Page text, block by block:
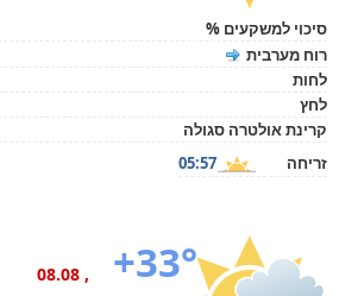
סיכוי למשקעים %
רוח מערבית
לחות
לחץ
קרינת אולטרה סגולה
זריחה
05:57
+33°
, 08.08